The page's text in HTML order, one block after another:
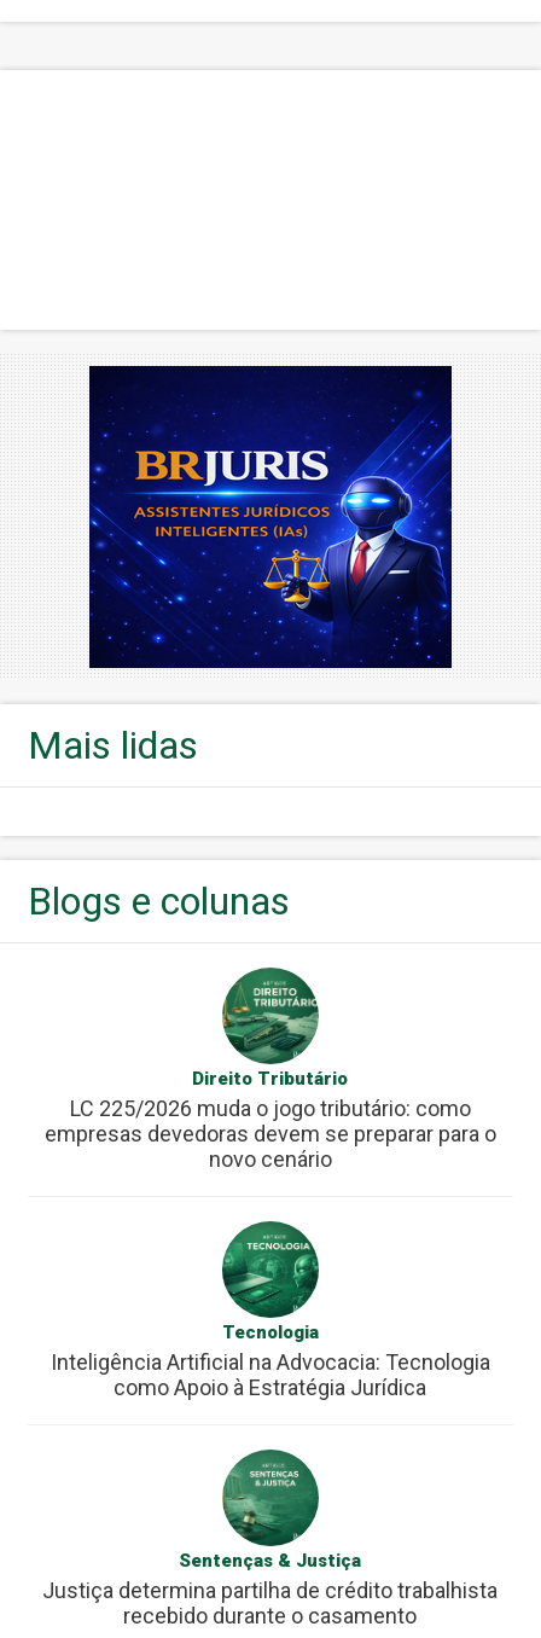
Mais lidas
Blogs e colunas
Direito Tributário
LC 225/2026 muda o jogo tributário: como
empresas devedoras devem se preparar para o
novo cenário
Tecnologia
Inteligência Artificial na Advocacia: Tecnologia
como Apoio à Estratégia Jurídica
Sentenças & Justiça
Justiça determina partilha de crédito trabalhista
recebido durante o casamento